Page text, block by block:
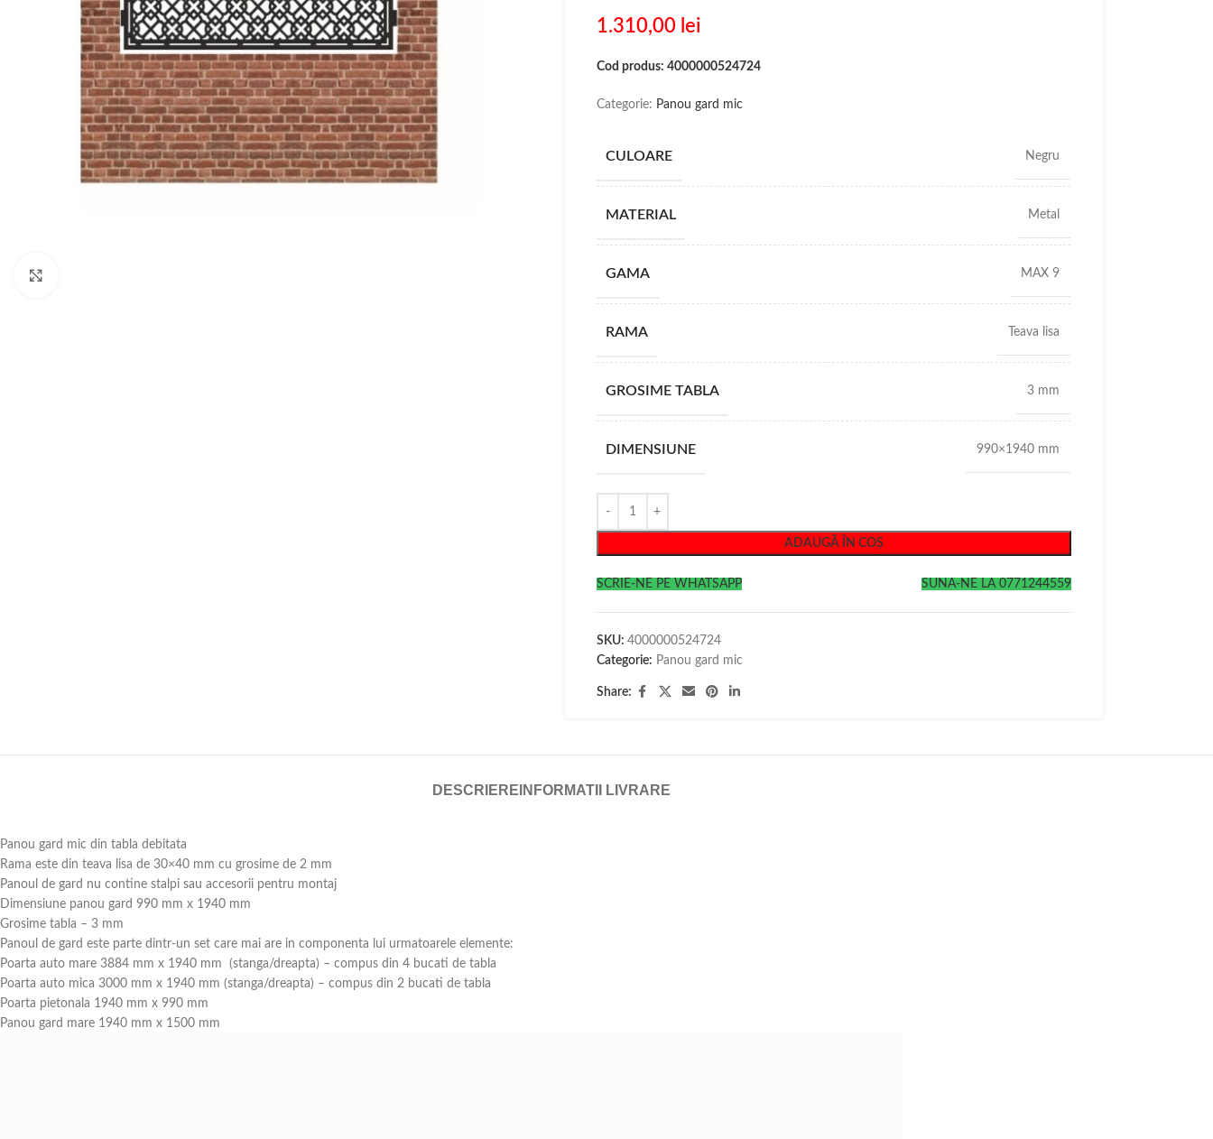
1.310,00 lei
Cod produs: 4000000524724
Categorie: Panou gard mic
CULOARE Negru
MATERIAL Metal
GAMA MAX 9
RAMA Teava lisa
GROSIME TABLA 3 mm
DIMENSIUNE 990×1940 mm
ADAUGĂ ÎN COȘ
SCRIE-NE PE WHATSAPP SUNA-NE LA 0771244559
SKU: 4000000524724
Categorie: Panou gard mic
Share:
DESCRIERE INFORMATII LIVRARE
Panou gard mic din tabla debitata
Rama este din teava lisa de 30×40 mm cu grosime de 2 mm
Panoul de gard nu contine stalpi sau accesorii pentru montaj
Dimensiune panou gard 990 mm x 1940 mm
Grosime tabla – 3 mm
Panoul de gard este parte dintr-un set care mai are in componenta lui urmatoarele elemente:
Poarta auto mare 3884 mm x 1940 mm (stanga/dreapta) – compus din 4 bucati de tabla
Poarta auto mica 3000 mm x 1940 mm (stanga/dreapta) – compus din 2 bucati de tabla
Poarta pietonala 1940 mm x 990 mm
Panou gard mare 1940 mm x 1500 mm